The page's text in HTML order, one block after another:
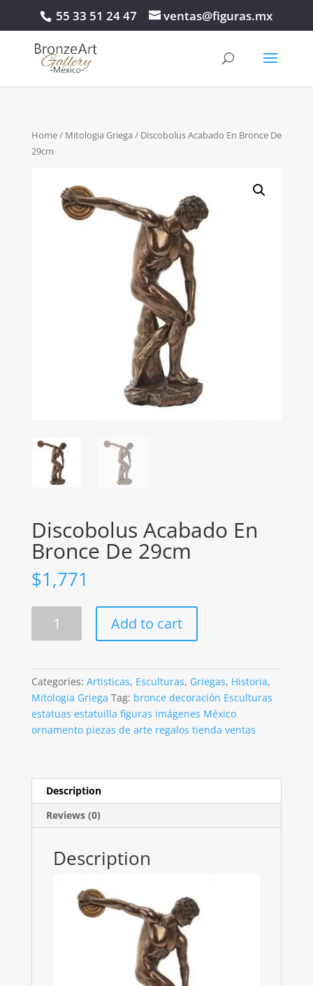
55 33 51 24 47 ventas@figuras.mx
Home/ Mitologia Griega / Discobolus Acabado En Bronce De
29cm
Discobolus Acabado En
Bronce De 29cm
$1,771
Acabado
De
29cm
quantity
Add to cart
Categories: Artisticas, Esculturas, Griegas, Historia,
Mitologia Griega Tag: bronce decoración Esculturas
estatuas estatuilla figuras imágenes México
ornamento piezas de arte regalos tienda ventas
Description
Reviews (0)
Description